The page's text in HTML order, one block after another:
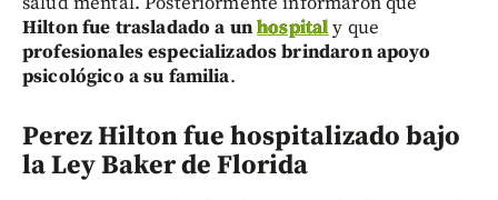
Hilton fue trasladado a unhospitaly que
profesionales especializados brindaron apoyo
psicológico a su familia.
Perez Hilton fue hospitalizado bajo
la Ley Baker de Florida